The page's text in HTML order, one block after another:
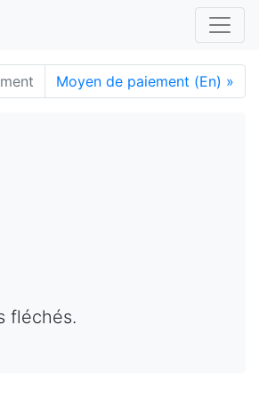
Moyen de paiement (En) »
fléchés.